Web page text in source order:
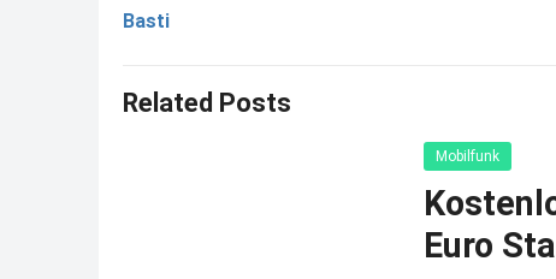
Basti
Related Posts
Mobilfunk
Euro